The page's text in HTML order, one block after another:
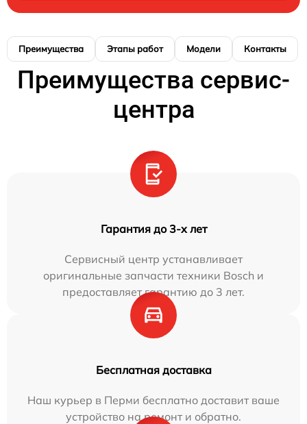
Преимущества Этапы работ Модели Контакты
Преимущества сервис-
центра
Гарантия до 3-х лет
Сервисный центр устанавливает
оригинальные запчасти техники Bosch и
предоставляет гарантию до 3 лет.
Бесплатная доставка
Наш курьер в Перми бесплатно доставит ваше
устройство на ремонт и обратно.